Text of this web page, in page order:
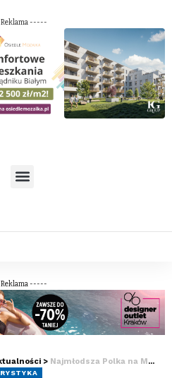
-----
-----
> Najmłodsza Polka na Mount Everest. 19-latka dokonała czegoś niezwykłego